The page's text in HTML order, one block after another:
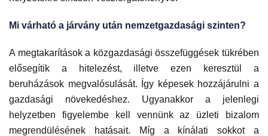
Mi várható a járvány után nemzetgazdasági szinten?
A megtakarítások a közgazdasági összefüggések tükrében
elősegítik a hitelezést, illetve ezen keresztül a
beruházások megvalósulását. Így képesek hozzájárulni a
gazdasági növekedéshez. Ugyanakkor a jelenlegi
helyzetben figyelembe kell vennünk az üzleti bizalom
megrendülésének hatásait. Míg a kínálati sokkot a